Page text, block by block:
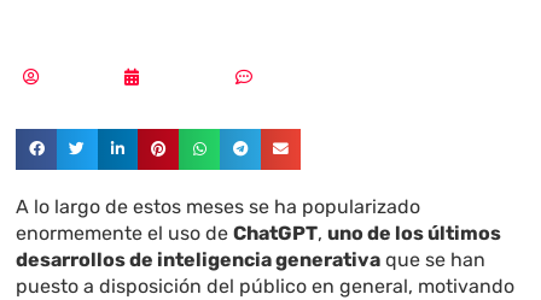
A lo largo de estos meses se ha popularizado
enormemente el uso deChatGPT,uno de los últimos
desarrollos de inteligencia generativa que se han
puesto a disposición del público en general, motivando